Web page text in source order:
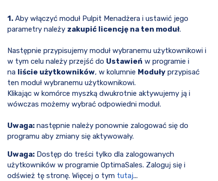
1. Aby włączyć moduł Pulpit Menadżera i ustawić jego
parametry należy zakupić licencję na ten moduł.
Następnie przypisujemy moduł wybranemu użytkownikowi i
w tym celu należy przejść do Ustawień w programie i
na liście użytkowników, w kolumnie Moduły przypisać
ten moduł wybranemu użytkownikowi.
Klikając w komórce myszką dwukrotnie aktywujemy ją i
wówczas możemy wybrać odpowiedni moduł.
Uwaga: następnie należy ponownie zalogować się do
programu aby zmiany się aktywowały.
Uwaga: Dostęp do treści tylko dla zalogowanych
użytkowników w programie OptimaSales. Zaloguj się i
odśwież tę stronę. Więcej o tym tutaj...